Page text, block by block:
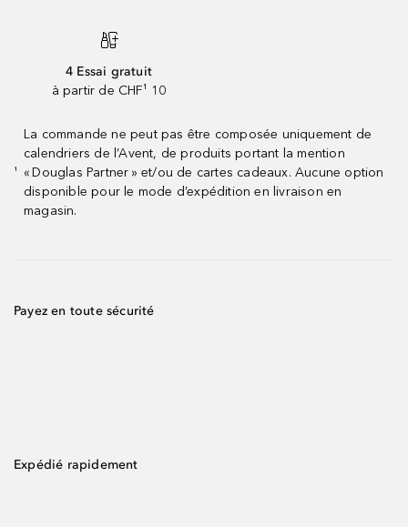
4 Essai gratuit
à partir de CHF¹ 10
¹
La commande ne peut pas être composée uniquement de
calendriers de l’Avent, de produits portant la mention
« Douglas Partner » et/ou de cartes cadeaux. Aucune option
disponible pour le mode d’expédition en livraison en
magasin.
Payez en toute sécurité
Expédié rapidement